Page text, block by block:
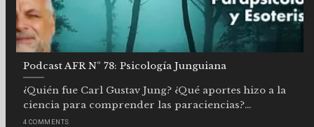
Podcast AFR Nº 78: Psicología Junguiana
¿Quién fue Carl Gustav Jung? ¿Qué aportes hizo a la
ciencia para comprender las paraciencias?...
4 COMMENTS